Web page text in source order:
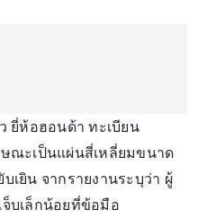
ยี่ห้อฮอนด้า ทะเบียน
ณะเป็นแผ่นสี่เหลี่ยมขนาด
ยิน จากรายงานระบุว่า ผู้
บเล็กน้อยที่ข้อมือ